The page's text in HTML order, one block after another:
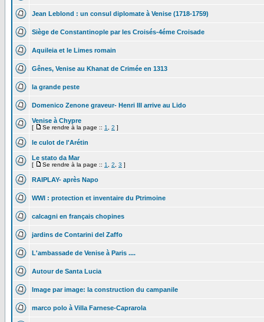
Jean Leblond : un consul diplomate à Venise (1718-1759)
Siège de Constantinople par les Croisés-4éme Croisade
Aquileia et le Limes romain
Gênes, Venise au Khanat de Crimée en 1313
la grande peste
Domenico Zenone graveur- Henri III arrive au Lido
Venise à Chypre
[ Se rendre à la page :: 1 2 ]
le culot de l'Arétin
Le stato da Mar
[ Se rendre à la page :: 1 2 3 ]
RAIPLAY- après Napo
WWI : protection et inventaire du Ptrimoine
calcagni en français chopines
jardins de Contarini del Zaffo
L'ambassade de Venise à Paris ....
Autour de Santa Lucia
Image par image: la construction du campanile
marco polo à Villa Farnese-Caprarola